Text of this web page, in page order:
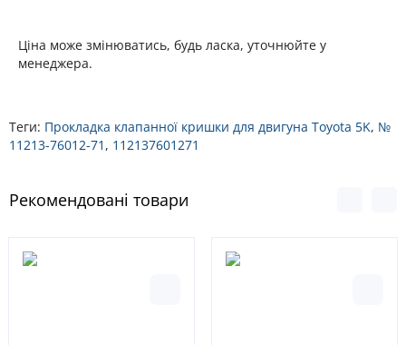
Ціна може змінюватись, будь ласка, уточнюйте у
менеджера.
Теги: Прокладка клапанної кришки для двигуна Toyota 5K, №
11213-76012-71 , 112137601271
Рекомендовані товари